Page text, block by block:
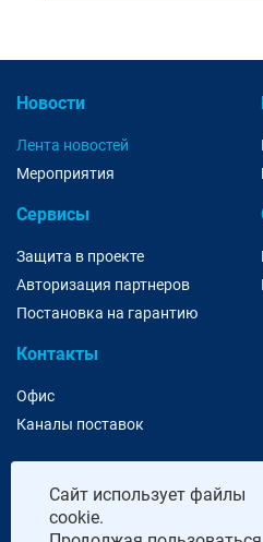
Новости
Лента новостей
Мероприятия
Сервисы
Защита в проекте
Авторизация партнеров
Постановка на гарантию
Контакты
Офис
Каналы поставок
Сайт использует файлы
cookie.